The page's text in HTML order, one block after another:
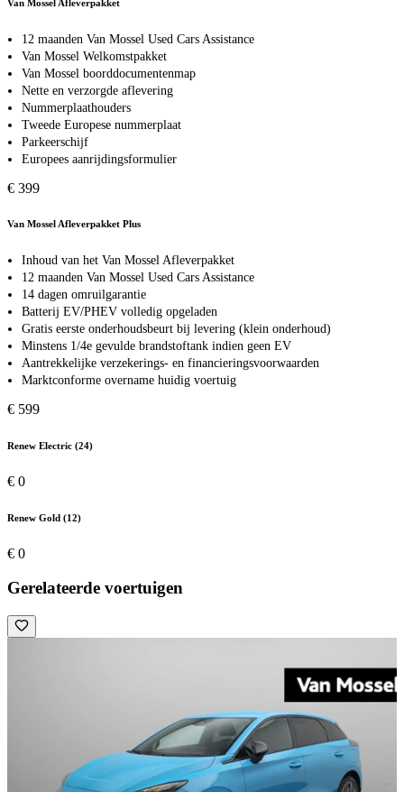
Van Mossel Afleverpakket
12 maanden Van Mossel Used Cars Assistance
Van Mossel Welkomstpakket
Van Mossel boorddocumentenmap
Nette en verzorgde aflevering
Nummerplaathouders
Tweede Europese nummerplaat
Parkeerschijf
Europees aanrijdingsformulier
€ 399
Van Mossel Afleverpakket Plus
Inhoud van het Van Mossel Afleverpakket
12 maanden Van Mossel Used Cars Assistance
14 dagen omruilgarantie
Batterij EV/PHEV volledig opgeladen
Gratis eerste onderhoudsbeurt bij levering (klein onderhoud)
Minstens 1/4e gevulde brandstoftank indien geen EV
Aantrekkelijke verzekerings- en financieringsvoorwaarden
Marktconforme overname huidig voertuig
€ 599
Renew Electric (24)
€ 0
Renew Gold (12)
€ 0
Gerelateerde voertuigen